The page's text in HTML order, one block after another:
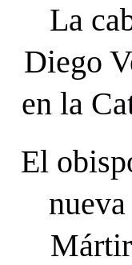
La
Diego
en la
El